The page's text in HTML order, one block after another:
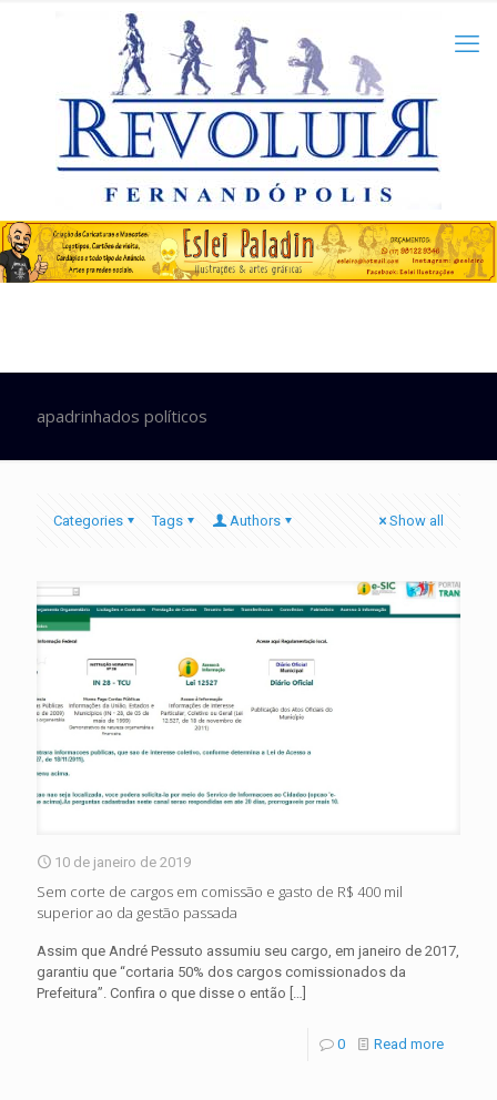
apadrinhados políticos
Categories Tags Authors Show all
10 de janeiro de 2019
Sem corte de cargos em comissão e gasto de R$ 400 mil
superior ao da gestão passada
Assim que André Pessuto assumiu seu cargo, em janeiro de 2017,
garantiu que “cortaria 50% dos cargos comissionados da
Prefeitura”. Confira o que disse o então
0 Read more